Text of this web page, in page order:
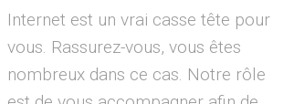
Internet est un vrai casse tête pour
vous. Rassurez-vous, vous êtes
nombreux dans ce cas. Notre rôle